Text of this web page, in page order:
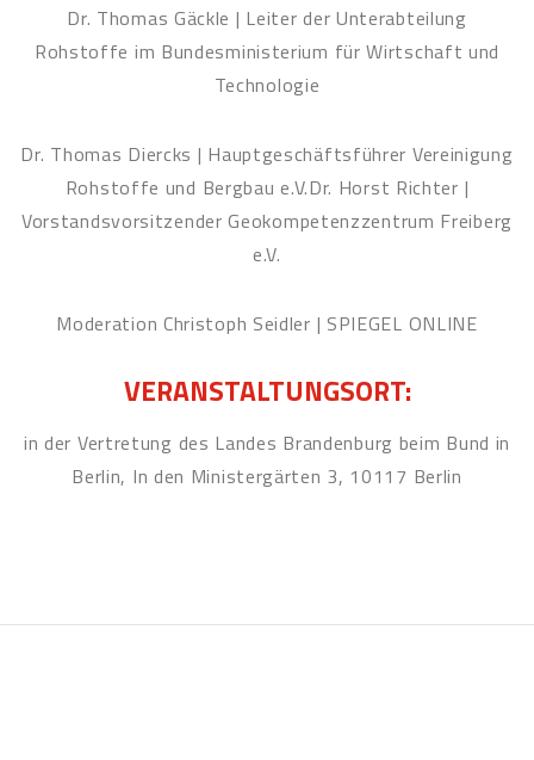
Dr. Thomas Gäckle | Leiter der Unterabteilung
Rohstoffe im Bundesministerium für Wirtschaft und
Technologie
Dr. Thomas Diercks | Hauptgeschäftsführer Vereinigung
Rohstoffe und Bergbau e.V.Dr. Horst Richter |
Vorstandsvorsitzender Geokompetenzzentrum Freiberg
e.V.
Moderation Christoph Seidler | SPIEGEL ONLINE
VERANSTALTUNGSORT:
in der Vertretung des Landes Brandenburg beim Bund in
Berlin, In den Ministergärten 3, 10117 Berlin